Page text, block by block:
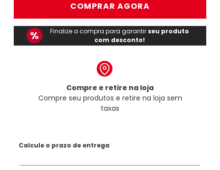
COMPRAR AGORA
Finalize a compra para garantir seu produto
com desconto!
Compre e retire na loja
Compre seu produtos e retire na loja sem
taxas